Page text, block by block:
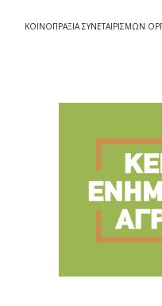
ΚΟΙΝΟΠΡΑΞΙΑ ΣΥΝΕΤΑΙΡΙΣΜΩΝ